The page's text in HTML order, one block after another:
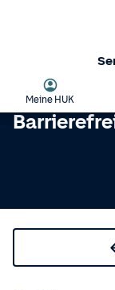
Meine HUK